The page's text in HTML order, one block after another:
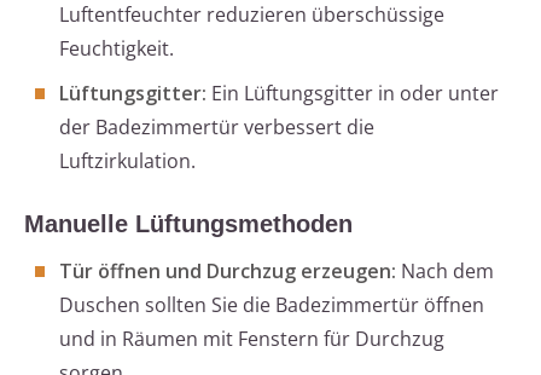
Luftentfeuchter reduzieren überschüssige
Feuchtigkeit.
Lüftungsgitter: Ein Lüftungsgitter in oder unter
der Badezimmertür verbessert die
Luftzirkulation.
Manuelle Lüftungsmethoden
Tür öffnen und Durchzug erzeugen: Nach dem
Duschen sollten Sie die Badezimmertür öffnen
und in Räumen mit Fenstern für Durchzug